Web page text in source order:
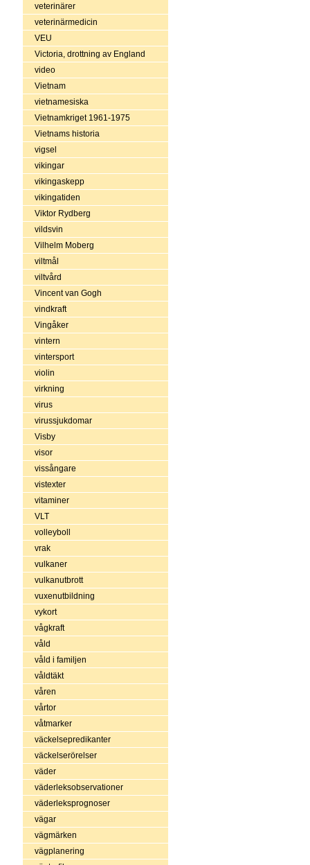
veterinärer
veterinärmedicin
VEU
Victoria, drottning av England
video
Vietnam
vietnamesiska
Vietnamkriget 1961-1975
Vietnams historia
vigsel
vikingar
vikingaskepp
vikingatiden
Viktor Rydberg
vildsvin
Vilhelm Moberg
viltmål
viltvård
Vincent van Gogh
vindkraft
Vingåker
vintern
vintersport
violin
virkning
virus
virussjukdomar
Visby
visor
vissångare
vistexter
vitaminer
VLT
volleyboll
vrak
vulkaner
vulkanutbrott
vuxenutbildning
vykort
vågkraft
våld
våld i familjen
våldtäkt
våren
vårtor
våtmarker
väckelsepredikanter
väckelserörelser
väder
väderleksobservationer
väderleksprognoser
vägar
vägmärken
vägplanering